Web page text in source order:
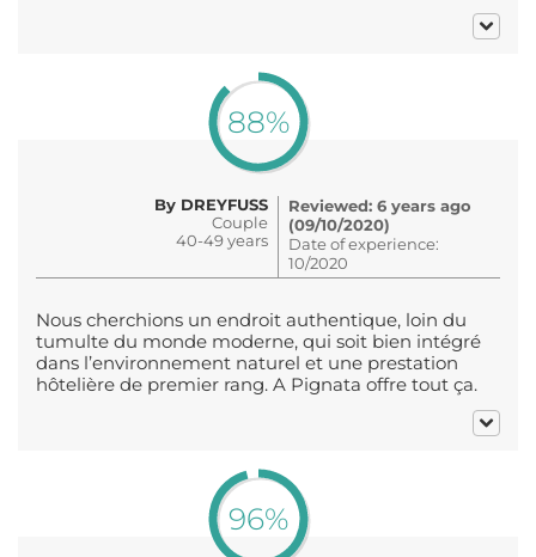
88%
By DREYFUSS
Couple
40-49 years
Reviewed: 6 years ago
(09/10/2020)
Date of experience:
10/2020
Nous cherchions un endroit authentique, loin du
tumulte du monde moderne, qui soit bien intégré
dans l’environnement naturel et une prestation
hôtelière de premier rang. A Pignata offre tout ça.
96%